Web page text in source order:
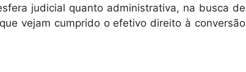
judicial quanto administrativa, na busca de
vejam cumprido o efetivo direito à conversão